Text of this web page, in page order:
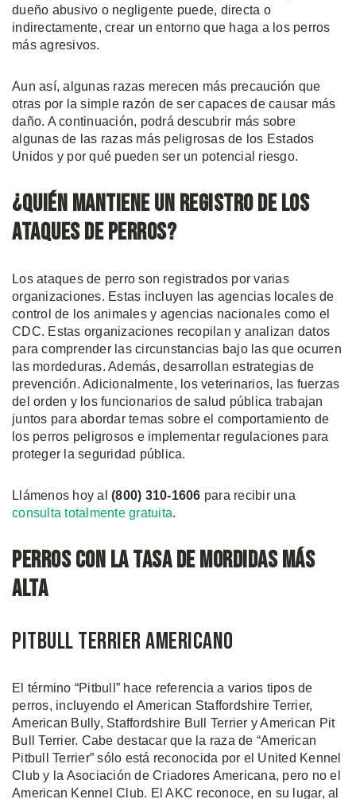
dueño abusivo o negligente puede, directa o
indirectamente, crear un entorno que haga a los perros
más agresivos.
Aun así, algunas razas merecen más precaución que
otras por la simple razón de ser capaces de causar más
daño. A continuación, podrá descubrir más sobre
algunas de las razas más peligrosas de los Estados
Unidos y por qué pueden ser un potencial riesgo.
¿Quién Mantiene un Registro de los
Ataques de Perros?
Los ataques de perro son registrados por varias
organizaciones. Estas incluyen las agencias locales de
control de los animales y agencias nacionales como el
CDC. Estas organizaciones recopilan y analizan datos
para comprender las circunstancias bajo las que ocurren
las mordeduras. Además, desarrollan estrategias de
prevención. Adicionalmente, los veterinarios, las fuerzas
del orden y los funcionarios de salud pública trabajan
juntos para abordar temas sobre el comportamiento de
los perros peligrosos e implementar regulaciones para
proteger la seguridad pública.
Llámenos hoy al (800) 310-1606 para recibir una
consulta totalmente gratuita.
Perros con la Tasa de Mordidas Más
Alta
Pitbull Terrier Americano
El término “Pitbull” hace referencia a varios tipos de
perros, incluyendo el American Staffordshire Terrier,
American Bully, Staffordshire Bull Terrier y American Pit
Bull Terrier. Cabe destacar que la raza de “American
Pitbull Terrier” sólo está reconocida por el United Kennel
Club y la Asociación de Criadores Americana, pero no el
American Kennel Club. El AKC reconoce, en su lugar, al